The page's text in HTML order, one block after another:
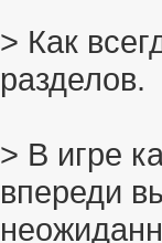
> Как
разделов.
> В игре
впереди